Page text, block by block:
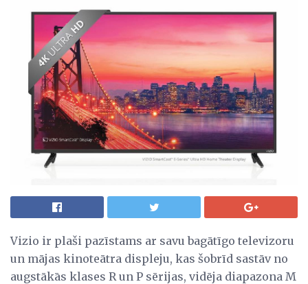
Vizio ir plaši pazīstams ar savu bagātīgo televizoru
un mājas kinoteātra displeju, kas šobrīd sastāv no
augstākās klases R un P sērijas, vidēja diapazona M